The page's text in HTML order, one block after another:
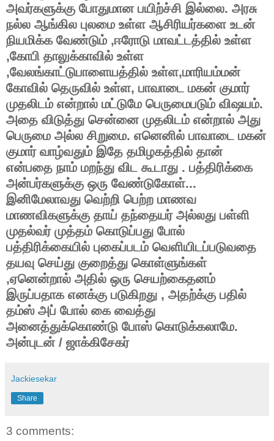
அவர்களுக்கு போதுமான பயிற்ச்சி இல்லை. அரசு
நல்ல ஆங்கில புலமை உள்ள ஆசிரியர்களை உடன்
நியமிக்க வேண்டும் ,ஈரோடு மாவட்டத்தில் உள்ள
,கோபி தாலுக்காவில் உள்ள
,வேலங்காட்டுபாளையத்தில் உள்ள,மாரியம்மன்
கோவில் தெருவில் உள்ள, பாவாடை மகன் குமார்
முதலிடம் என்றால் மட்டுமே பெருமைபடும் விஷயம்.
அதை விடுத்து சென்னை முதலிடம் என்றால் அது
பெருமை அல்ல சிறுமை. எனெனில் பாவாடை மகன்
குமார் வாழ்வதும் இதே தமிழகத்தில் தான்
என்பதை நாம் மறந்து விட கூடாது . பத்திரிக்கை
அன்பர்களுக்கு ஒரு வேண்டுகோள்...
இனிமேலாவது வெற்றி பெற்ற மாணவ
மாணவிகளுக்கு தாய் தந்தையர் அல்லது பள்ளி
முதல்வர் முத்தம் கொடுப்பது போல்
பத்திரிக்கையில் புகைப்படம் வெளியிடப்படுவதை
தயவு செய்து குறைத்து கொள்ளுங்கள்
,ஏனென்றால் அதில் ஒரு செயற்கைதனம்
இருப்பதாக எனக்கு படுகிறது , அதற்க்கு பதில்
தம்ஸ் அப் போல் கை வைத்து
அனைத்துக்கொண்டு போஸ் கொடுக்கலாமே.
அன்புடன் / ஜாக்கிசேகர்
Jackiesekar
Share
3 comments: